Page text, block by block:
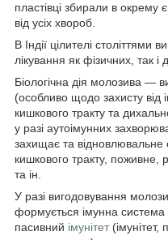
пластівці збирали в окрему
від усіх хвороб.
В Індії цілителі століттями
лікування як фізичних, так
Біологічна дія молозива —
(особливо щодо захисту від
кишкового тракту та
у разі аутоімунних
захищає та
кишкового тракту, поживне,
та ін.
У разі вигодовування
формується імунна система
пасивний імунітет(імунітет,